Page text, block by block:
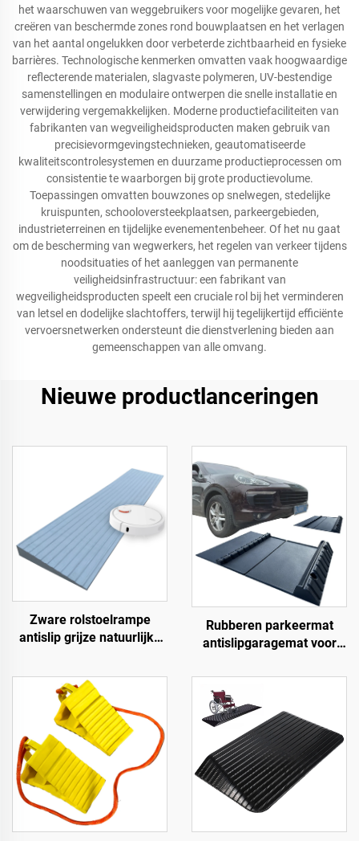
het waarschuwen van weggebruikers voor mogelijke gevaren, het
creëren van beschermde zones rond bouwplaatsen en het verlagen
van het aantal ongelukken door verbeterde zichtbaarheid en fysieke
barrières. Technologische kenmerken omvatten vaak hoogwaardige
reflecterende materialen, slagvaste polymeren, UV-bestendige
samenstellingen en modulaire ontwerpen die snelle installatie en
verwijdering vergemakkelijken. Moderne productiefaciliteiten van
fabrikanten van wegveiligheidsproducten maken gebruik van
precisievormgevingstechnieken, geautomatiseerde
kwaliteitscontrolesystemen en duurzame productieprocessen om
consistentie te waarborgen bij grote productievolume.
Toepassingen omvatten bouwzones op snelwegen, stedelijke
kruispunten, schooloversteekplaatsen, parkeergebieden,
industrieterreinen en tijdelijke evenementenbeheer. Of het nu gaat
om de bescherming van wegwerkers, het regelen van verkeer tijdens
noodsituaties of het aanleggen van permanente
veiligheidsinfrastructuur: een fabrikant van
wegveiligheidsproducten speelt een cruciale rol bij het verminderen
van letsel en dodelijke slachtoffers, terwijl hij tegelijkertijd efficiënte
vervoersnetwerken ondersteunt die dienstverlening bieden aan
gemeenschappen van alle omvang.
Nieuwe productlanceringen
Zware rolstoelrampe
antislip grijze natuurlijke
deur
Rubberen parkeermat
antislipgaragemat voor
SUV/vrachtwagens/